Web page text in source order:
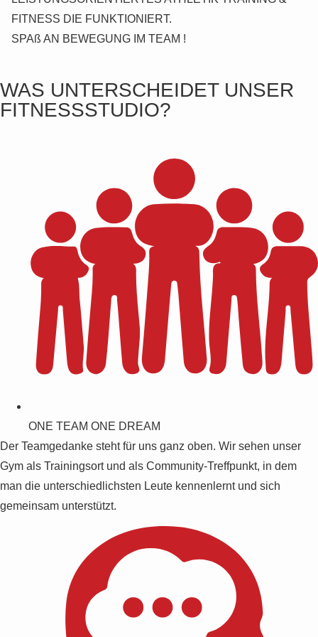
FITNESS DIE FUNKTIONIERT.
SPAß AN BEWEGUNG IM TEAM !
WAS UNTERSCHEIDET UNSER
FITNESSSTUDIO?
ONE TEAM ONE DREAM
Der Teamgedanke steht für uns ganz oben. Wir sehen unser
Gym als Trainingsort und als Community-Treffpunkt, in dem
man die unterschiedlichsten Leute kennenlernt und sich
gemeinsam unterstützt.